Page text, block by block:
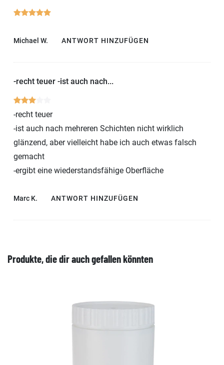
Michael W. ANTWORT HINZUFÜGEN
-recht teuer -ist auch nach...
-recht teuer
-ist auch nach mehreren Schichten nicht wirklich
glänzend, aber vielleicht habe ich auch etwas falsch
gemacht
-ergibt eine wiederstandsfähige Oberfläche
Marc K. ANTWORT HINZUFÜGEN
Produkte, die dir auch gefallen könnten